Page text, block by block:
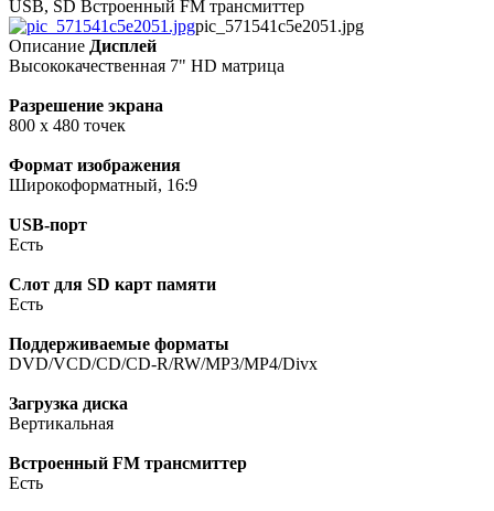
USB, SD Встроенный FM трансмиттер
pic_571541c5e2051.jpg
Описание Дисплей
Высококачественная 7" HD матрица
Разрешение экрана
800 х 480 точек
Формат изображения
Широкоформатный, 16:9
USB-порт
Есть
Слот для SD карт памяти
Есть
Поддерживаемые форматы
DVD/VCD/CD/CD-R/RW/MP3/MP4/Divx
Загрузка диска
Вертикальная
Встроенный FM трансмиттер
Есть